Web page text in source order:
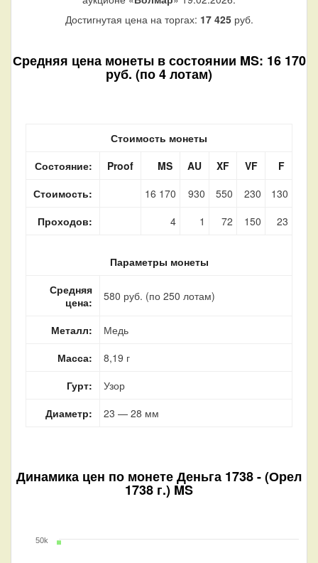
Достигнутая цена на торгах: 17 425руб.
Средняя цена монеты в состоянии MS: 16 170
руб. (по 4 лотам)
Стоимость монеты
Состояние:
Proof MS AU XF VF
F
Стоимость:
16 170 930 550 230
130
Проходов:
4 1 72 150 23
Параметры монеты
Средняя
цена:
580 руб. (по 250 лотам)
Металл:
Медь
Масса:
8,19 г
Гурт:
Узор
Диаметр:
23 — 28 мм
Динамика цен по монетеДеньга 1738 - (Орел
1738 г.) MS
50k